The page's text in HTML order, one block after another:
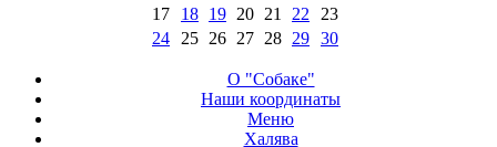
17
18 19 20 21 22
23
24
25 26 27 28 29 30
О "Собаке"
Наши координаты
Меню
Халява